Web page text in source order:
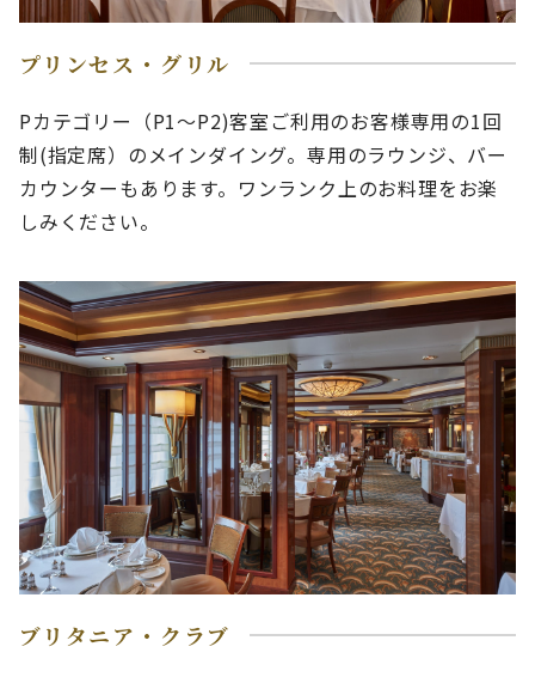
プリンセス・グリル
Pカテゴリー（P1～P2)客室ご利用のお客様専用の1回
制(指定席）のメインダイング。専用のラウンジ、バー
カウンターもあります。ワンランク上のお料理をお楽
しみください。
ブリタニア・クラブ